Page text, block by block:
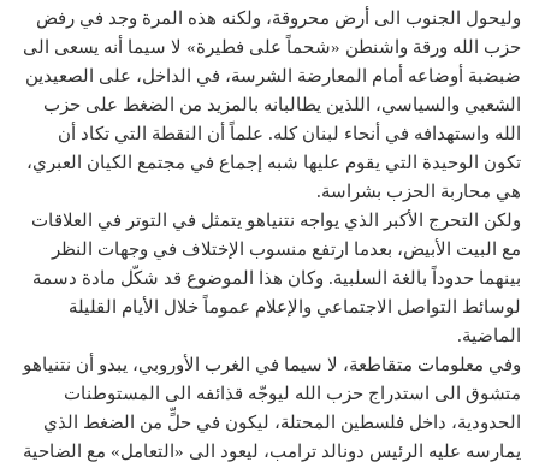
وليحول الجنوب الى أرض محروقة، ولكنه هذه المرة وجد في رفض
حزب الله ورقة واشنطن «شحماً على فطيرة» لا سيما أنه يسعى الى
ضبضبة أوضاعه أمام المعارضة الشرسة، في الداخل، على الصعيدين
الشعبي والسياسي، اللذين يطالبانه بالمزيد من الضغط على حزب
الله واستهدافه في أنحاء لبنان كله. علماً أن النقطة التي تكاد أن
تكون الوحيدة التي يقوم عليها شبه إجماع في مجتمع الكيان العبري،
هي محاربة الحزب بشراسة.
ولكن التحرج الأكبر الذي يواجه نتنياهو يتمثل في التوتر في العلاقات
مع البيت الأبيض، بعدما ارتفع منسوب الإختلاف في وجهات النظر
بينهما حدوداً بالغة السلبية. وكان هذا الموضوع قد شكّل مادة دسمة
لوسائط التواصل الاجتماعي والإعلام عموماً خلال الأيام القليلة
الماضية.
وفي معلومات متقاطعة، لا سيما في الغرب الأوروبي، يبدو أن نتنياهو
متشوق الى استدراج حزب الله ليوجّه قذائفه الى المستوطنات
الحدودية، داخل فلسطين المحتلة، ليكون في حلٍّ من الضغط الذي
يمارسه عليه الرئيس دونالد ترامب، ليعود الى «التعامل» مع الضاحية